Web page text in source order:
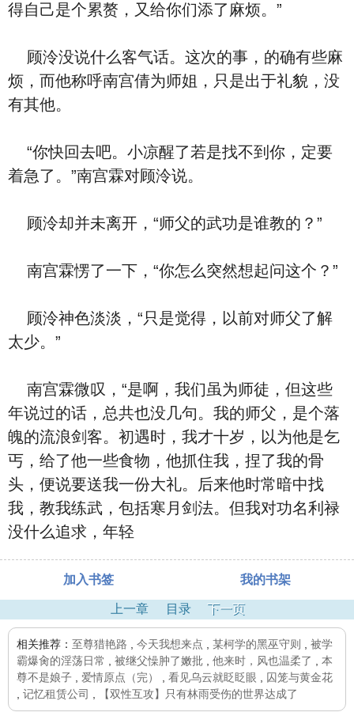
得自己是个累赘，又给你们添了麻烦。”
顾泠没说什么客气话。这次的事，的确有些麻
烦，而他称呼南宫倩为师姐，只是出于礼貌，没
有其他。
“你快回去吧。小凉醒了若是找不到你，定要
着急了。”南宫霖对顾泠说。
顾泠却并未离开，“师父的武功是谁教的？”
南宫霖愣了一下，“你怎么突然想起问这个？”
顾泠神色淡淡，“只是觉得，以前对师父了解
太少。”
南宫霖微叹，“是啊，我们虽为师徒，但这些
年说过的话，总共也没几句。我的师父，是个落
魄的流浪剑客。初遇时，我才十岁，以为他是乞
丐，给了他一些食物，他抓住我，捏了我的骨
头，便说要送我一份大礼。后来他时常暗中找
我，教我练武，包括寒月剑法。但我对功名利禄
没什么追求，年轻
加入书签 我的书架
上一章 目录 下一页
相关推荐： 至尊猎艳路 今天我想来点 某柯学的黑巫守则
被学
霸爆肏的淫荡日常
被继父懆肿了嫩批 他来时，风也温柔了
本
尊不是娘子
爱情原点（完） 看见乌云就眨眨眼
囚笼与黄金花
记忆租赁公司 【双性互攻】只有林雨受伤的世界达成了